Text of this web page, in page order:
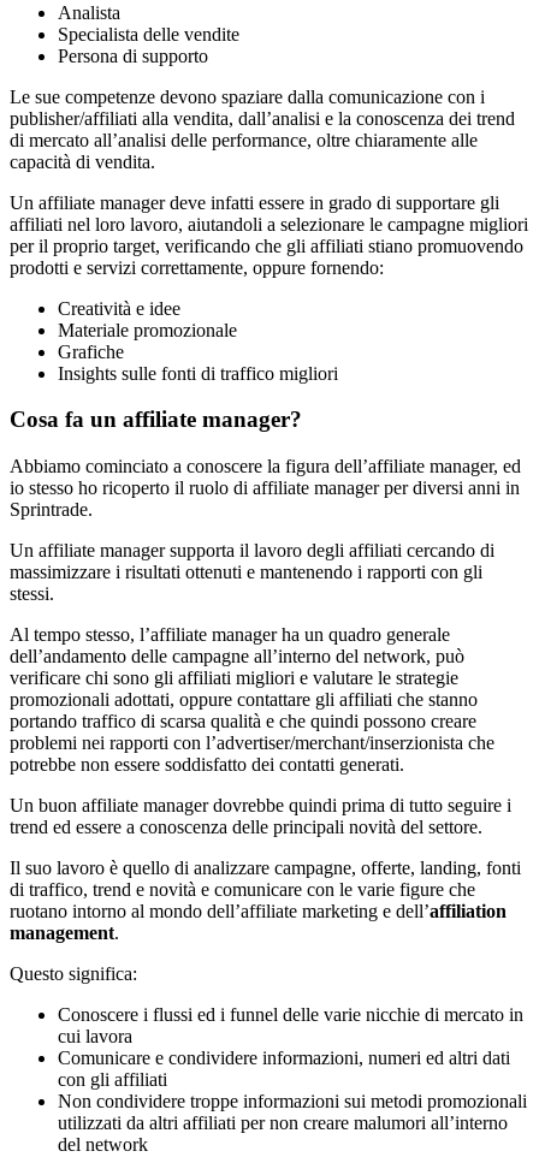
Analista
Specialista delle vendite
Persona di supporto
Le sue competenze devono spaziare dalla comunicazione con i
publisher/affiliati alla vendita, dall’analisi e la conoscenza dei trend
di mercato all’analisi delle performance, oltre chiaramente alle
capacità di vendita.
Un affiliate manager deve infatti essere in grado di supportare gli
affiliati nel loro lavoro, aiutandoli a selezionare le campagne migliori
per il proprio target, verificando che gli affiliati stiano promuovendo
prodotti e servizi correttamente, oppure fornendo:
Creatività e idee
Materiale promozionale
Grafiche
Insights sulle fonti di traffico migliori
Cosa fa un affiliate manager?
Abbiamo cominciato a conoscere la figura dell’affiliate manager, ed
io stesso ho ricoperto il ruolo di affiliate manager per diversi anni in
Sprintrade.
Un affiliate manager supporta il lavoro degli affiliati cercando di
massimizzare i risultati ottenuti e mantenendo i rapporti con gli
stessi.
Al tempo stesso, l’affiliate manager ha un quadro generale
dell’andamento delle campagne all’interno del network, può
verificare chi sono gli affiliati migliori e valutare le strategie
promozionali adottati, oppure contattare gli affiliati che stanno
portando traffico di scarsa qualità e che quindi possono creare
problemi nei rapporti con l’advertiser/merchant/inserzionista che
potrebbe non essere soddisfatto dei contatti generati.
Un buon affiliate manager dovrebbe quindi prima di tutto seguire i
trend ed essere a conoscenza delle principali novità del settore.
Il suo lavoro è quello di analizzare campagne, offerte, landing, fonti
di traffico, trend e novità e comunicare con le varie figure che
ruotano intorno al mondo dell’affiliate marketing e dell’affiliation
management.
Questo significa:
Conoscere i flussi ed i funnel delle varie nicchie di mercato in
cui lavora
Comunicare e condividere informazioni, numeri ed altri dati
con gli affiliati
Non condividere troppe informazioni sui metodi promozionali
utilizzati da altri affiliati per non creare malumori all’interno
del network